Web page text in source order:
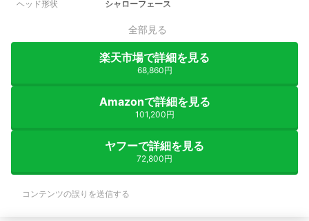
ヘッド形状 シャローフェース
全部見る
楽天市場で詳細を見る
68,860円
Amazonで詳細を見る
101,200円
ヤフーで詳細を見る
72,800円
コンテンツの誤りを送信する